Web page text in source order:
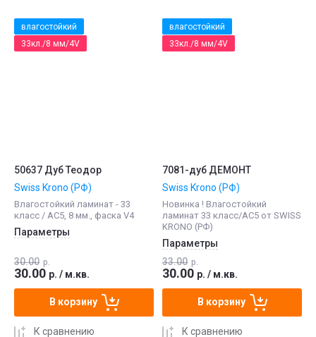
влагостойкий
33кл./8 мм/4V
50637 Дуб Теодор
Swiss Krono (РФ)
Влагостойкий ламинат - 33
класс / АС5, 8 мм., фаска V4
Параметры
30.00 р.
30.00 р. / м.кв.
В корзину
К сравнению
влагостойкий
33кл./8 мм/4V
7081-дуб ДЕМОНТ
Swiss Krono (РФ)
Новинка ! Влагостойкий
ламинат 33 класс/АС5 от SWISS
KRONO (РФ)
Параметры
33.00 р.
30.00 р. / м.кв.
В корзину
К сравнению